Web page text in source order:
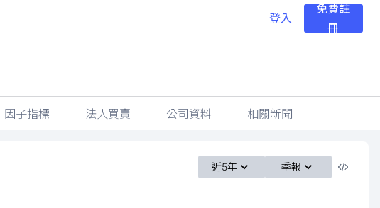
登入
免費註
冊
因子指標 法人買賣 公司資料 相關新聞
近5年 季報